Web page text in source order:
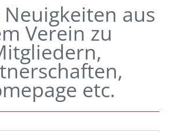
aus
Verein zu
etc.